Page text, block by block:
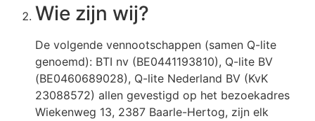
Wie zijn wij?
De volgende vennootschappen (samen Q-lite
genoemd): BTI nv (BE0441193810), Q-lite BV
(BE0460689028), Q-lite Nederland BV (KvK
23088572) allen gevestigd op het bezoekadres
Wiekenweg 13, 2387 Baarle-Hertog, zijn elk